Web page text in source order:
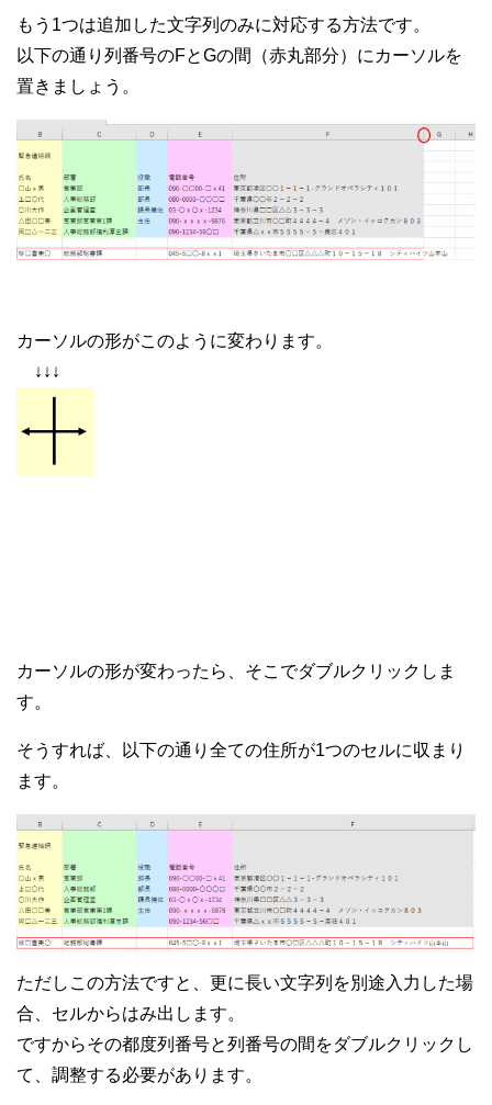
もう1つは追加した文字列のみに対応する方法です。
以下の通り列番号のFとGの間（赤丸部分）にカーソルを
置きましょう。
カーソルの形がこのように変わります。
↓↓↓
カーソルの形が変わったら、そこでダブルクリックしま
す。
そうすれば、以下の通り全ての住所が1つのセルに収まり
ます。
ただしこの方法ですと、更に長い文字列を別途入力した場
合、セルからはみ出します。
ですからその都度列番号と列番号の間をダブルクリックし
て、調整する必要があります。